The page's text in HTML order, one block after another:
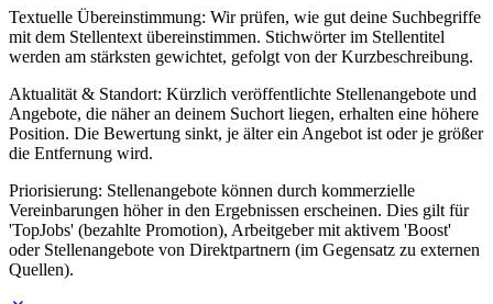
Textuelle Übereinstimmung: Wir prüfen, wie gut deine Suchbegriffe
mit dem Stellentext übereinstimmen. Stichwörter im Stellentitel
werden am stärksten gewichtet, gefolgt von der Kurzbeschreibung.
Aktualität & Standort: Kürzlich veröffentlichte Stellenangebote und
Angebote, die näher an deinem Suchort liegen, erhalten eine höhere
Position. Die Bewertung sinkt, je älter ein Angebot ist oder je größer
die Entfernung wird.
Priorisierung: Stellenangebote können durch kommerzielle
Vereinbarungen höher in den Ergebnissen erscheinen. Dies gilt für
'TopJobs' (bezahlte Promotion), Arbeitgeber mit aktivem 'Boost'
oder Stellenangebote von Direktpartnern (im Gegensatz zu externen
Quellen).